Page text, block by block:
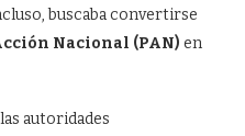
buscaba convertirse
Nacional (PAN) en
autoridades